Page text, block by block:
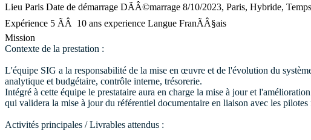
Lieu Paris Date de démarrage DÃÂ©marrage 8/10/2023, Paris, Hybride,
Expérience 5 ÃÂ 10 ans experience Langue FranÃÂ§ais
Mission
Contexte de la prestation :
L'équipe SIG a la responsabilité de la mise en œuvre et de l'évolution du
analytique et budgétaire, contrôle interne, trésorerie.
Intégré à cette équipe le prestataire aura en charge la mise à jour et
qui validera la mise à jour du référentiel documentaire en liaison avec les
Activités principales / Livrables attendus :